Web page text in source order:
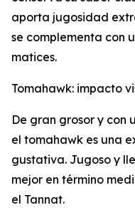
aporta jugosidad
se complementa con
matices.
Tomahawk: impacto
De gran grosor y con
el tomahawk es una
gustativa. Jugoso y
mejor en término
el Tannat.